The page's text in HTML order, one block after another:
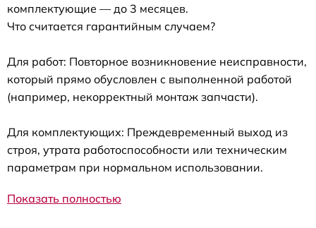
комплектующие — до 3 месяцев.
Что считается гарантийным случаем?
Для работ: Повторное возникновение неисправности,
который прямо обусловлен с выполненной работой
(например, некорректный монтаж запчасти).
Для комплектующих: Преждевременный выход из
строя, утрата работоспособности или техническим
параметрам при нормальном использовании.
Показать полностью